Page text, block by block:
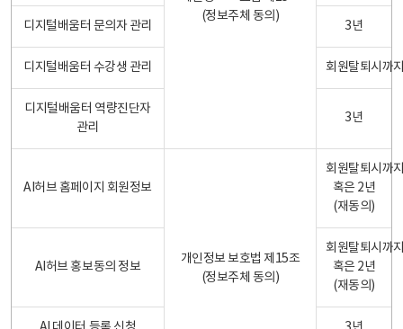
(정보주체 동의)
디지털배움터 문의자 관리 3년
디지털배움터 수강생 관리 회원탈퇴시까
디지털배움터 역량진단자
관리
3년
AI허브 홈페이지 회원정보
개인정보 보호법 제15조
(정보주체 동의)
회원탈퇴시까
혹은 2년
(재동의)
AI허브 홍보동의 정보
회원탈퇴시까
혹은 2년
(재동의)